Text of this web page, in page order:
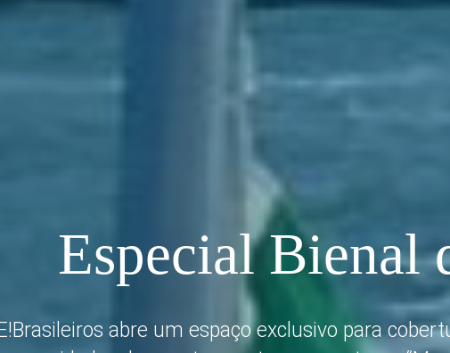
Especial Bienal
abre um espaço exclusivo para